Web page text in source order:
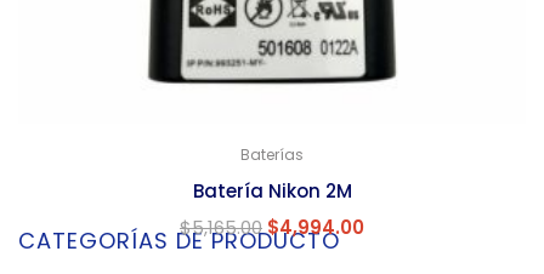
Baterías
Batería Nikon 2M
$5,165.00$4,994.00
CATEGORÍAS DE PRODUCTO